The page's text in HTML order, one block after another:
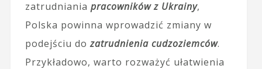
zatrudniania pracowników z Ukrainy,
Polska powinna wprowadzić zmiany w
podejściu dozatrudnienia cudzoziemców.
Przykładowo, warto rozważyć ułatwienia